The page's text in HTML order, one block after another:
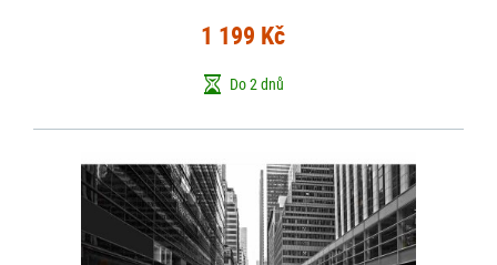
1 199 Kč
Do 2 dnů